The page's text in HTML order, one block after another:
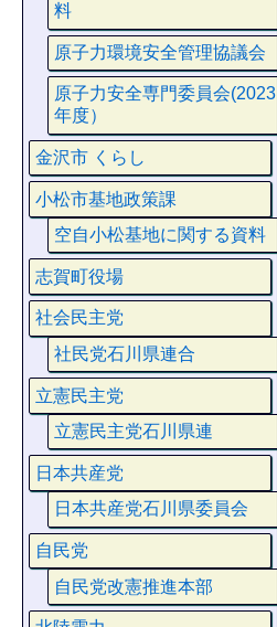
料
原子力環境安全管理協議会
原子力安全専門委員会(2023
年度）
金沢市 くらし
小松市基地政策課
空自小松基地に関する資料
志賀町役場
社会民主党
社民党石川県連合
立憲民主党
立憲民主党石川県連
日本共産党
日本共産党石川県委員会
自民党
自民党改憲推進本部